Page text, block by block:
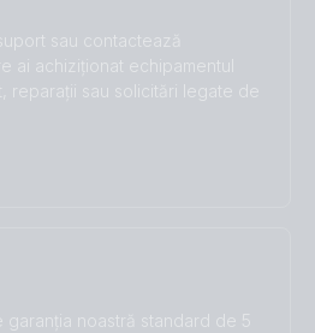
sau contactează
ai achiziționat echipamentul
reparații sau solicitări legate de
garanția noastră standard de 5